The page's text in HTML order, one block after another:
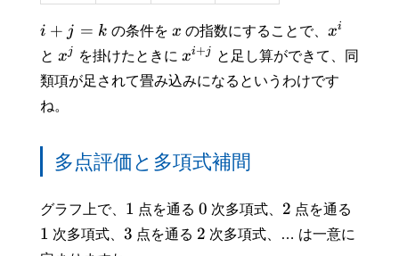
i + j = k の条件を x の指数にすることで、 xi
と xj を掛けたときに xi+j
と足し算ができて、同
類項が足されて畳み込みになるというわけです
ね。
多点評価と多項式補間
グラフ上で、 1 点を通る 0 次多項式、 2 点を通る
1 次多項式、 3 点を通る 2 次多項式、… は一意に